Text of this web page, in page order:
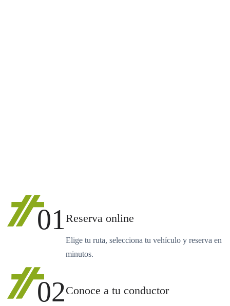
01Reserva online
Elige tu ruta, selecciona tu vehículo y reserva en
minutos.
02Conoce a tu conductor